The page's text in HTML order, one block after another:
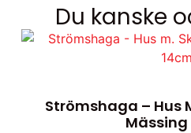
Du kanske
Strömshaga – Hus
Mässing